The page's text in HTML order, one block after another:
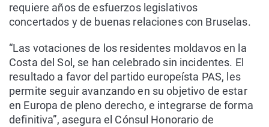
requiere años de esfuerzos legislativos
concertados y de buenas relaciones con Bruselas.
“Las votaciones de los residentes moldavos en la
Costa del Sol, se han celebrado sin incidentes. El
resultado a favor del partido europeísta PAS, les
permite seguir avanzando en su objetivo de estar
en Europa de pleno derecho, e integrarse de forma
definitiva”, asegura el Cónsul Honorario de